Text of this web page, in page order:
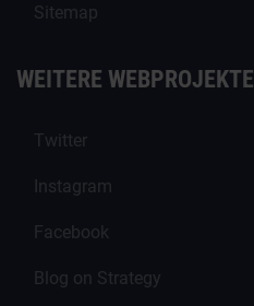
Sitemap
WEITERE WEBPROJEKTE
Twitter
Instagram
Facebook
Blog on Strategy